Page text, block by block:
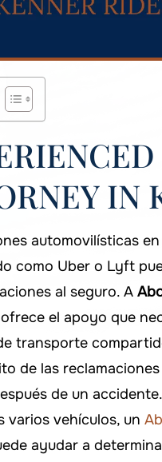
IN
automovilísticas
como Uber o Lyft
al seguro. A
el apoyo que
transporte
de las
de un
varios vehículos, un
ayudar a